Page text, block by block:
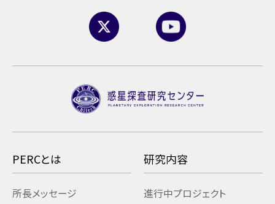
PERCとは
所長メッセージ
研究内容
進行中プロジェクト